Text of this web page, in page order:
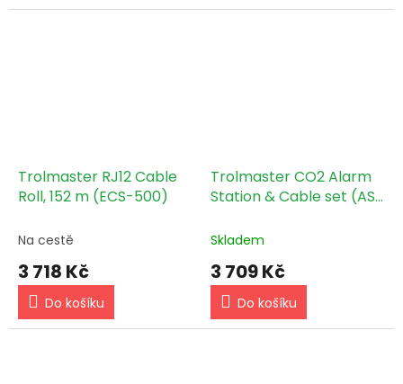
Trolmaster RJ12 Cable
Roll, 152 m (ECS-500)
Na cestě
3 718 Kč
Do košíku
Trolmaster CO2 Alarm
Station & Cable set (AS-
Skladem
3 709 Kč
Do košíku